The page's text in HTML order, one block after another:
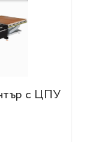
с ЦПУ